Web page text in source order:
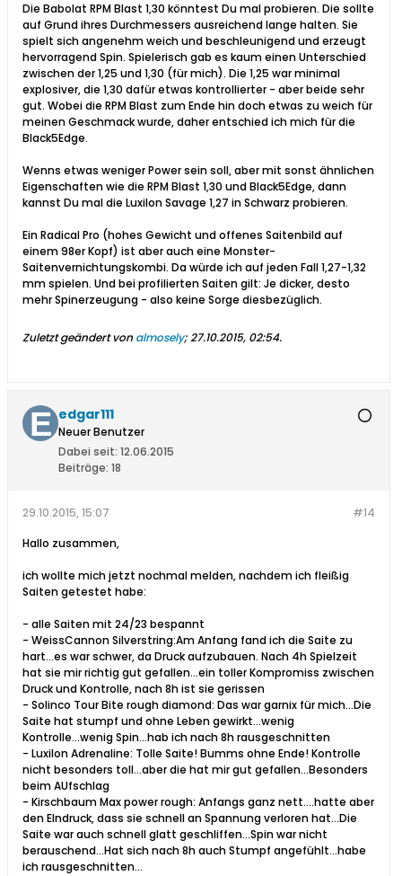
Die Babolat RPM Blast 1,30 könntest Du mal probieren. Die sollte
auf Grund ihres Durchmessers ausreichend lange halten. Sie
spielt sich angenehm weich und beschleunigend und erzeugt
hervorragend Spin. Spielerisch gab es kaum einen Unterschied
zwischen der 1,25 und 1,30 (für mich). Die 1,25 war minimal
explosiver, die 1,30 dafür etwas kontrollierter - aber beide sehr
gut. Wobei die RPM Blast zum Ende hin doch etwas zu weich für
meinen Geschmack wurde, daher entschied ich mich für die
Black5Edge.
Wenns etwas weniger Power sein soll, aber mit sonst ähnlichen
Eigenschaften wie die RPM Blast 1,30 und Black5Edge, dann
kannst Du mal die Luxilon Savage 1,27 in Schwarz probieren.
Ein Radical Pro (hohes Gewicht und offenes Saitenbild auf
einem 98er Kopf) ist aber auch eine Monster-
Saitenvernichtungskombi. Da würde ich auf jeden Fall 1,27-1,32
mm spielen. Und bei profilierten Saiten gilt: Je dicker, desto
mehr Spinerzeugung - also keine Sorge diesbezüglich.
Zuletzt geändert von almosely;27.10.2015, 02:54.
edgar111
Neuer Benutzer
Dabei seit: 12.06.2015
Beiträge: 18
#14
29.10.2015, 15:07
Hallo zusammen,
ich wollte mich jetzt nochmal melden, nachdem ich fleißig
Saiten getestet habe:
- alle Saiten mit 24/23 bespannt
- WeissCannon Silverstring:Am Anfang fand ich die Saite zu
hart...es war schwer, da Druck aufzubauen. Nach 4h Spielzeit
hat sie mir richtig gut gefallen...ein toller Kompromiss zwischen
Druck und Kontrolle, nach 8h ist sie gerissen
- Solinco Tour Bite rough diamond: Das war garnix für mich...Die
Saite hat stumpf und ohne Leben gewirkt...wenig
Kontrolle...wenig Spin...hab ich nach 8h rausgeschnitten
- Luxilon Adrenaline: Tolle Saite! Bumms ohne Ende! Kontrolle
nicht besonders toll...aber die hat mir gut gefallen...Besonders
beim AUfschlag
- Kirschbaum Max power rough: Anfangs ganz nett....hatte aber
den EIndruck, dass sie schnell an Spannung verloren hat...Die
Saite war auch schnell glatt geschliffen...Spin war nicht
berauschend...Hat sich nach 8h auch Stumpf angefühlt...habe
ich rausgeschnitten...